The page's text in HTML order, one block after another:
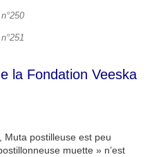
la Fondation Veeska
Muta postilleuse est peu
muette » n’est